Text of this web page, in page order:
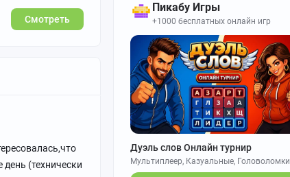
Пикабу Игры
+1000 бесплатных онлайн игр
Дуэль слов Онлайн турнир
Мультиплеер, Казуальные, Головоломки
Смотреть
день (технически